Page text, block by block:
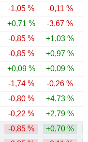
-1,05 % -0,11 %
+0,71 % -3,67 %
-0,85 % +1,03 %
-0,85 % +0,97 %
+0,09 % +0,09 %
-1,74 % -0,26 %
-0,80 % +4,73 %
-0,22 % +2,79 %
-0,85 % +0,70 %